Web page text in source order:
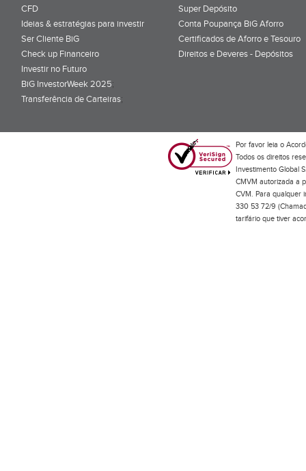
CFD
Ideias & estratégias para investir
Ser Cliente BiG
Check up Financeiro
Investir no Futuro
BiG InvestorWeek 2025;
Transferência de Carteiras;
Super Depósito
Conta Poupança BiG Aforro
Certificados de Aforro e Tesouro
Direitos e Deveres - Depósitos
Por favor leia o
Todos os direitos
Investimento Global
CMVM autorizada a
CVM. Para qualquer
330 53 72/9
tarifário que tiver